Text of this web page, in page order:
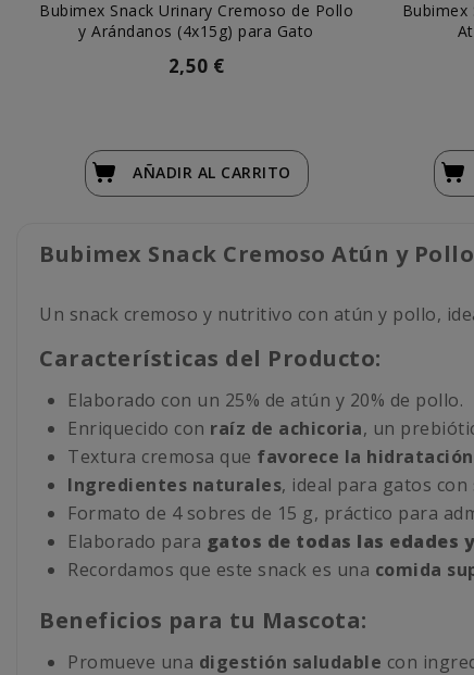
Bubimex Snack Urinary Cremoso de Pollo
y Arándanos (4x15g) para Gato
2,50 €
AÑADIR AL CARRITO
Bubimex
Bubimex Snack Cremoso Atún y
Un snack cremoso y nutritivo con atún y pollo,
Características del Producto:
Elaborado con un 25% de atún y 20% de pollo.
Enriquecido con raíz de achicoria, un
Textura cremosa que favorece la hidratación
Ingredientes naturales, ideal para gatos
Formato de 4 sobres de 15 g, práctico para
Elaborado para gatos de todas las edades
Recordamos que este snack es una comida
Beneficios para tu Mascota:
Promueve una digestión saludable con